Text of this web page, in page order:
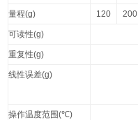
量程(g) 120 200
可读性(g)
重复性(g)
线性误差(g)
操作温度范围(℃)